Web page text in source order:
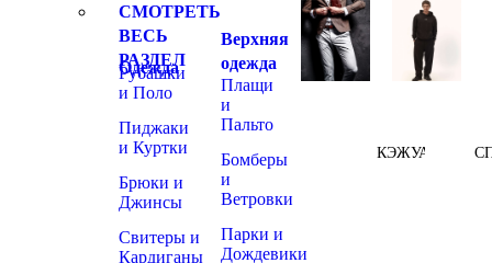
СМОТРЕТЬ
ВЕСЬ
РАЗДЕЛ
Одежда
Рубашки
и Поло
Пиджаки
и Куртки
Брюки и
Джинсы
Свитеры и
Кардиганы
Верхняя
одежда
Плащи
и
Пальто
Бомберы
и
Ветровки
Парки и
Дождевики
КЭЖУАЛ